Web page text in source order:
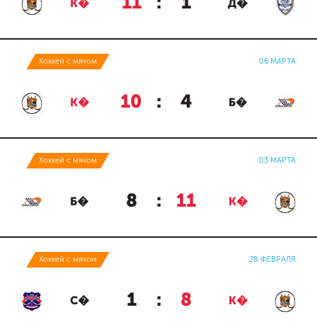
К� Д�
Хоккей с мячом 06 МАРТА
К� 10 : 4 Б�
Хоккей с мячом 03 МАРТА
Б� 8 : 11 К�
Хоккей с мячом 28 ФЕВРАЛЯ
С� 1 : 8 К�